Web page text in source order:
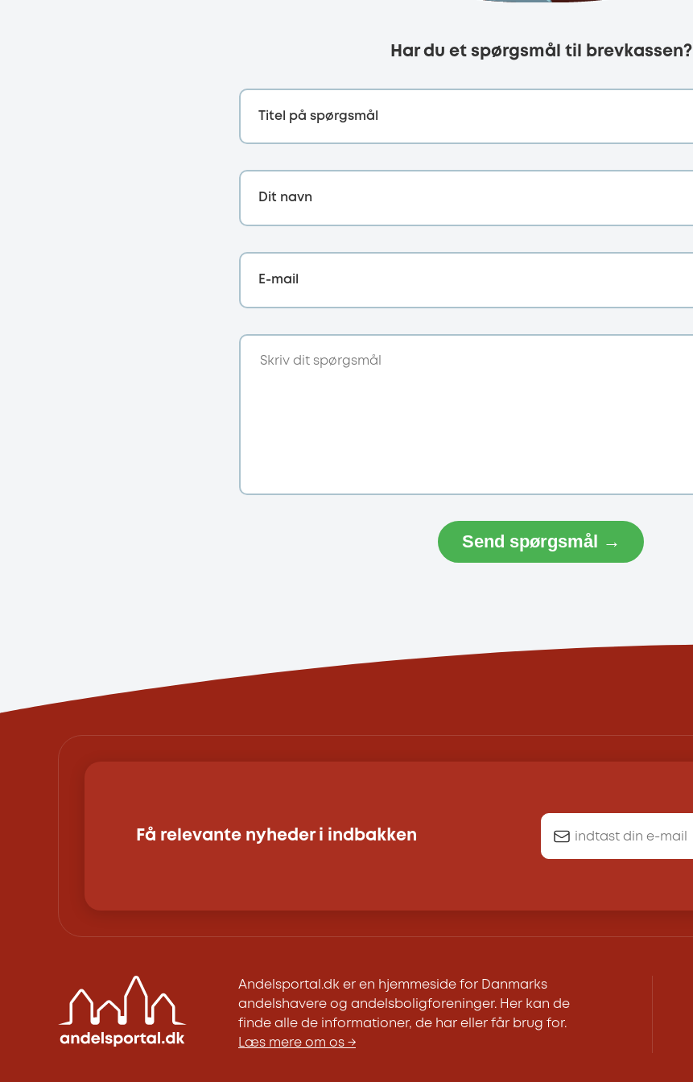
Har du et spørgsmål til brevkassen?
Titel på spørgsmål
Dit navn
E-mail
Send spørgsmål →
Få relevante nyheder i indbakken
Andelsportal.dk er en hjemmeside for Danmarks
andelshavere og andelsboligforeninger. Her kan de
finde alle de informationer, de har eller får brug for.
Læs mere om os →